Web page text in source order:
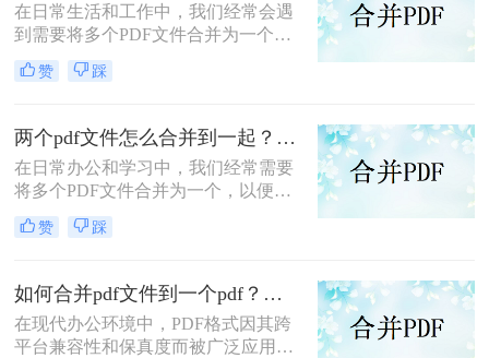
在日常生活和工作中，我们经常会遇
到需要将多个PDF文件合并为一个的
情况，以便于查阅、分享或存档。那
么如何将多个PDF文件合并呢？本文
赞 踩
两个pdf文件怎么合并到一起？这三种合并方法超实用！
在日常办公和学习中，我们经常需要
将多个PDF文件合并为一个，以便于
阅读、分享或存档。那么两个pdf文件
怎么合并到一起呢？本文将介绍三种
赞 踩
如何合并pdf文件到一个pdf？分享三种不同的方法来帮助您轻松合并！
在现代办公环境中，PDF格式因其跨
平台兼容性和保真度而被广泛应用于